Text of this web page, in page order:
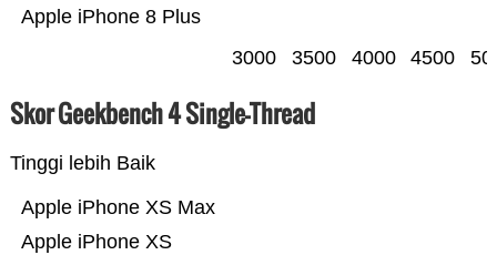
Apple iPhone 8 Plus
3000
3500 4000 4500
Skor Geekbench 4 Single-Thread
Tinggi lebih Baik
Apple iPhone XS
Apple iPhone XS Max